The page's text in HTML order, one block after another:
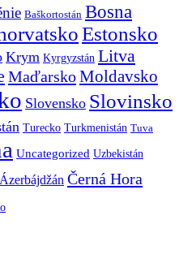
Baškortostán Bosna
Estonsko
Krym Kyrgyzstán Litva
MaďarskoMoldavsko
Slovensko Slovinsko
Turecko Turkmenistán Tuva
Uncategorized Uzbekistán
Ázerbájdžán Černá Hora